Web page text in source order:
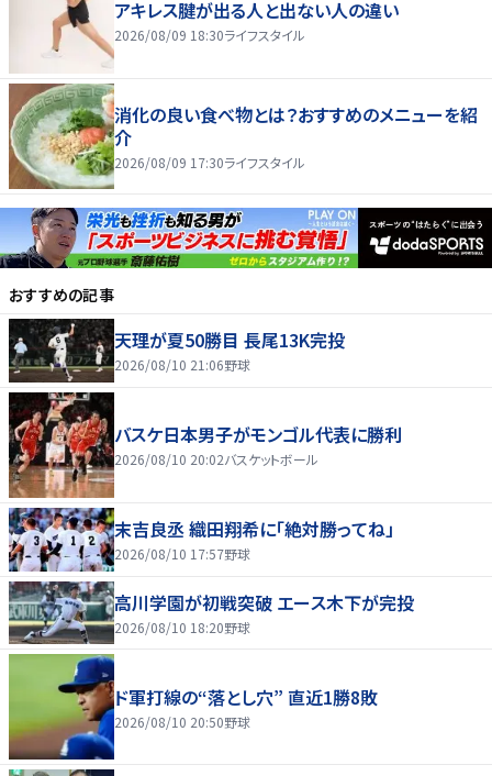
アキレス腱が出る人と出ない人の違い
2026/08/09 18:30ライフスタイル
消化の良い食べ物とは？おすすめのメニューを紹
介
2026/08/09 17:30ライフスタイル
おすすめの記事
天理が夏50勝目 長尾13K完投
2026/08/10 21:06野球
バスケ日本男子がモンゴル代表に勝利
2026/08/10 20:02バスケットボール
末吉良丞 織田翔希に「絶対勝ってね」
2026/08/10 17:57野球
高川学園が初戦突破 エース木下が完投
2026/08/10 18:20野球
ド軍打線の“落とし穴” 直近1勝8敗
2026/08/10 20:50野球